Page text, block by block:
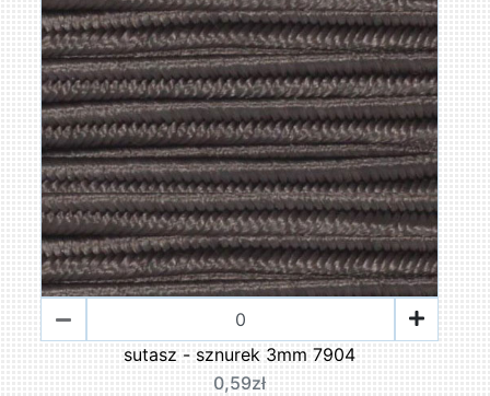
sutasz - sznurek 3mm 7904
0,59zł